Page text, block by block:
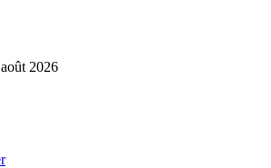
2026